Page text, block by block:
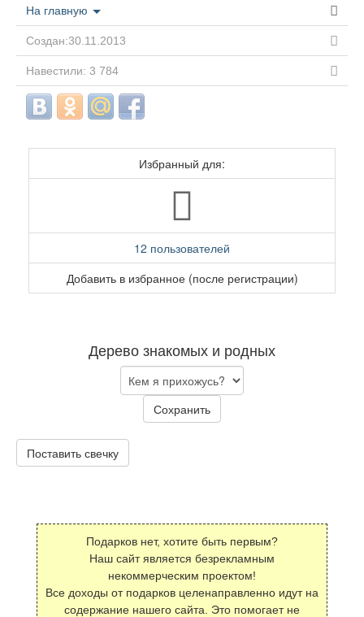
На главную
Создан:30.11.2013
Навестили: 3 784
Избранный для:
12 пользователей
Добавить в избранное (после регистрации)
Дерево знакомых и родных
Сохранить
Поставить свечку
Подарков нет, хотите быть первым?
Наш сайт является безрекламным
некоммерческим проектом!
Все доходы от подарков целенаправленно идут на
содержание нашего сайта. Это помогает не